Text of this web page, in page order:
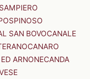
SAN BOVOCANALE
CANARO
ARNONECANDA